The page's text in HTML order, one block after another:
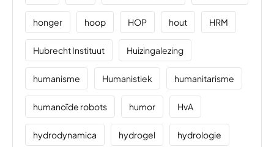
honger hoop HOP hout HRM
Hubrecht Instituut Huizingalezing
humanisme Humanistiek humanitarisme
humanoïde robots humor HvA
hydrodynamica hydrogel hydrologie